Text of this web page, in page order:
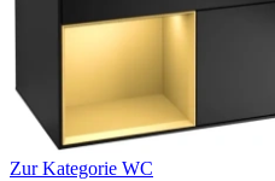
Zur Kategorie WC